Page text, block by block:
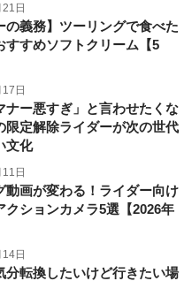
日
の義務】ツーリングで食べた
すすめソフトクリーム【5
日
ナー悪すぎ」と言わせたくな
限定解除ライダーが次の世代
文化
日
動画が変わる！ライダー向け
クションカメラ5選【2026年
日
分転換したいけど行きたい場